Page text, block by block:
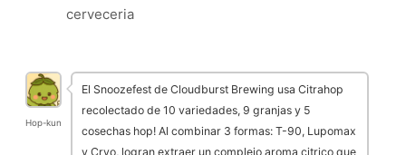
cerveceria
Hop-kun
El Snoozefest de Cloudburst Brewing usa Citrahop
recolectado de 10 variedades, 9 granjas y 5
cosechas hop! Al combinar 3 formas: T-90, Lupomax
y Cryo, logran extraer un complejo aroma citrico que